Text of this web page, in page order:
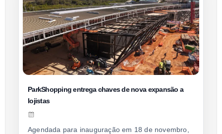
ParkShopping entrega chaves de nova expansão a
lojistas
Agendada para inauguração em 18 de novembro,